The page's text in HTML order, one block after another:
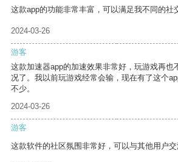
这款app的功能非常丰富，可以满足我不同的社
2024-03-26
游客
这款加速器app的加速效果非常好，玩游戏再也
况了。我以前玩游戏经常会输，现在有了这个
不少。
2024-03-26
游客
这款软件的社区氛围非常好，可以与其他用户交